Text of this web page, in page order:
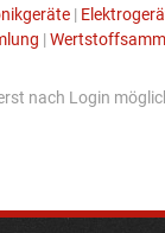
|
|
nach Login